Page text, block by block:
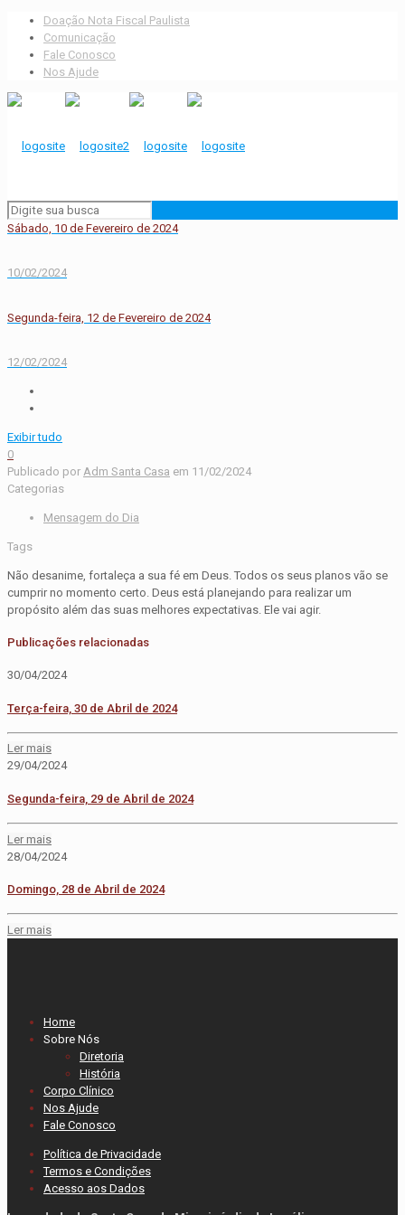
Doação Nota Fiscal Paulista
Comunicação
Fale Conosco
Nos Ajude
Sábado, 10 de Fevereiro de 2024
10/02/2024
Segunda-feira, 12 de Fevereiro de 2024
12/02/2024
Exibir tudo
0
Publicado por Adm Santa Casa em 11/02/2024
Categorias
Mensagem do Dia
Tags
Não desanime, fortaleça a sua fé em Deus. Todos os seus planos vão se
cumprir no momento certo. Deus está planejando para realizar um
propósito além das suas melhores expectativas. Ele vai agir.
Publicações relacionadas
30/04/2024
Terça-feira, 30 de Abril de 2024
Ler mais
29/04/2024
Segunda-feira, 29 de Abril de 2024
Ler mais
28/04/2024
Domingo, 28 de Abril de 2024
Ler mais
Home
Sobre Nós
Diretoria
História
Corpo Clínico
Nos Ajude
Fale Conosco
Política de Privacidade
Termos e Condições
Acesso aos Dados